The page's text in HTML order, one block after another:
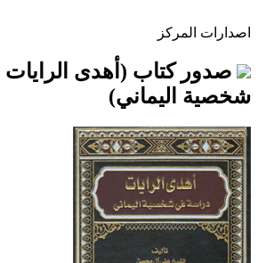
اصدارات المركز
صدور كتاب (أهدى
شخصية اليماني)